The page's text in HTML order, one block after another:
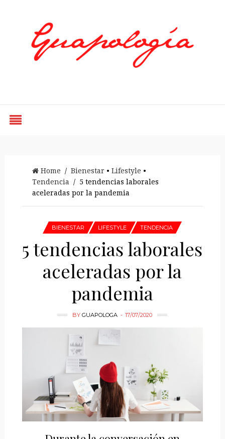
Home / Bienestar • Lifestyle •
Tendencia / 5 tendencias laborales
aceleradas por la pandemia
BIENESTAR LIFESTYLE TENDENCIA
5 tendencias laborales
aceleradas por la
pandemia
BYGUAPOLOGA 17/07/2020